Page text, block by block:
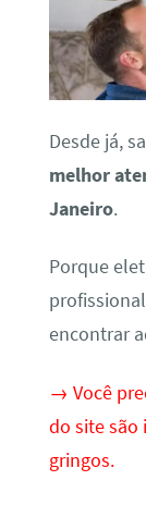
Desde já,
melhor
Janeiro.
Porque
encontrar
→ Você
do site são
gringos.